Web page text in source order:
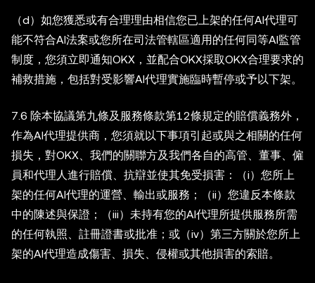
（d）如您獲悉或有合理理由相信您已上架的任何AI代理可
能不符合AI法案或您所在司法管轄區適用的任何同等AI監管
制度，您須立即通知OKX，並配合OKX採取OKX合理要求的
補救措施，包括對受影響AI代理實施臨時暫停或予以下架。
7.6 除本協議第九條及服務條款第12條規定的賠償義務外，
作為AI代理提供商，您須就以下事項引起或與之相關的任何
損失，對OKX、我們的關聯方及我們各自的高管、董事、僱
員和代理人進行賠償、抗辯並使其免受損害：（i）您所上
架的任何AI代理的運營、輸出或服務；（ii）您違反本條款
中的陳述與保證；（iii）未持有您的AI代理所提供服務所需
的任何執照、註冊證書或批准；或（iv）第三方關於您所上
架的AI代理造成傷害、損失、侵權或其他損害的索賠。